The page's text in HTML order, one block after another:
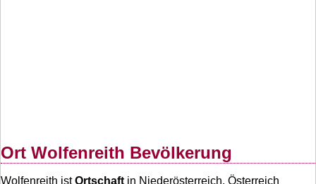
Ort Wolfenreith Bevölkerung
Wolfenreith istOrtschaft in Niederösterreich, Österreich